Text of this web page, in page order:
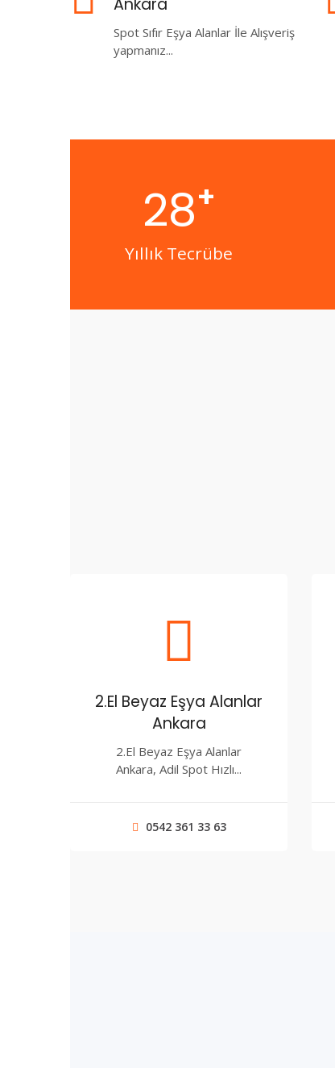
Spot Sıfır Eşya Alanlar İle Alışveriş
yapmanız...
28+
Yıllık Tecrübe
2.El Beyaz Eşya Alanlar
Ankara
2.El Beyaz Eşya Alanlar
Ankara, Adil Spot Hızlı...
0542 361 33 63